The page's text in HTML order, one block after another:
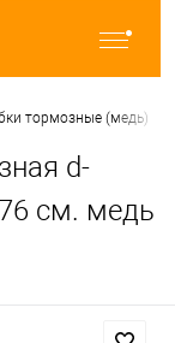
тормозные (медь)
d-
см. медь